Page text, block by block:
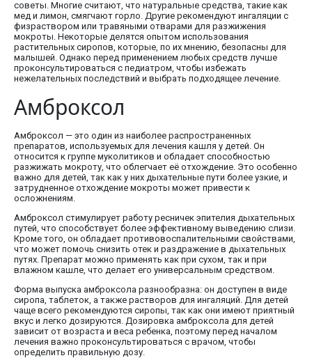
советы. Многие считают, что натуральные средства, такие как
мед и лимон, смягчают горло. Другие рекомендуют ингаляции с
физраствором или травяными отварами для разжижения
мокроты. Некоторые делятся опытом использования
растительных сиропов, которые, по их мнению, безопасны для
малышей. Однако перед применением любых средств лучше
проконсультироваться с педиатром, чтобы избежать
нежелательных последствий и выбрать подходящее лечение.
Амброксол
Амброксол — это один из наиболее распространенных
препаратов, используемых для лечения кашля у детей. Он
относится к группе муколитиков и обладает способностью
разжижать мокроту, что облегчает её отхождение. Это особенно
важно для детей, так как у них дыхательные пути более узкие, и
затрудненное отхождение мокроты может привести к
осложнениям.
Амброксол стимулирует работу ресничек эпителия дыхательных
путей, что способствует более эффективному выведению слизи.
Кроме того, он обладает противовоспалительными свойствами,
что может помочь снизить отек и раздражение в дыхательных
путях. Препарат можно применять как при сухом, так и при
влажном кашле, что делает его универсальным средством.
Форма выпуска амброксола разнообразна: он доступен в виде
сиропа, таблеток, а также растворов для ингаляций. Для детей
чаще всего рекомендуются сиропы, так как они имеют приятный
вкус и легко дозируются. Дозировка амброксола для детей
зависит от возраста и веса ребенка, поэтому перед началом
лечения важно проконсультироваться с врачом, чтобы
определить правильную дозу.